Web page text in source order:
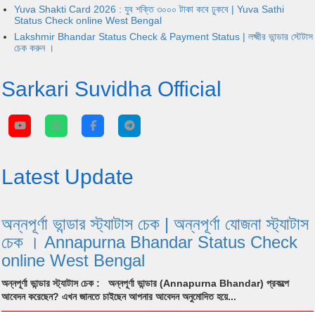
Yuva Shakti Card 2026 : যুব শক্তি ৩০০০ টাকা কবে ঢুকবে | Yuva Sathi
Status Check online West Bengal
Lakshmir Bhandar Status Check & Payment Status | লক্ষ্মীর ভান্ডার স্টেটাস
চেক করুন ।
Sarkari Suvidha Official
Latest Update
অন্নপূর্ণা ভান্ডার স্ট্যাটাস চেক | অন্নপূর্ণা যোজনা স্ট্যাটাস
চেক । Annapurna Bhandar Status Check
online West Bengal
অন্নপূর্ণা ভান্ডার স্ট্যাটাস চেক : অন্নপূর্ণা ভান্ডার (Annapurna Bhandar) প্রকল্পে
আবেদন করেছেন? এখন জানতে চাইছেন আপনার আবেদন অনুমোদিত হয়ে...